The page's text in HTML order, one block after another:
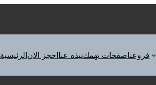
الرئيسيةاحجز الاننبذه عناصفحات تهمكفروعنا